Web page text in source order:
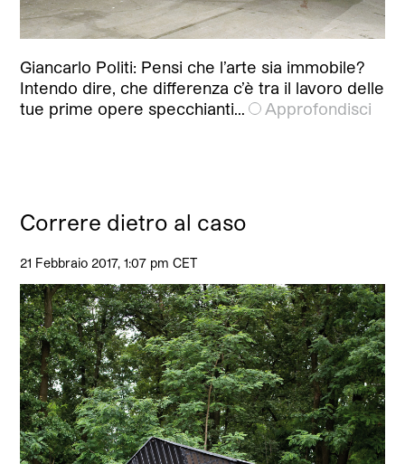
Giancarlo Politi: Pensi che l’arte sia immobile?
Intendo dire, che differenza c’è tra il lavoro delle
tue prime opere specchianti…
Approfondisci
Correre dietro al caso
21 Febbraio 2017, 1:07 pm CET